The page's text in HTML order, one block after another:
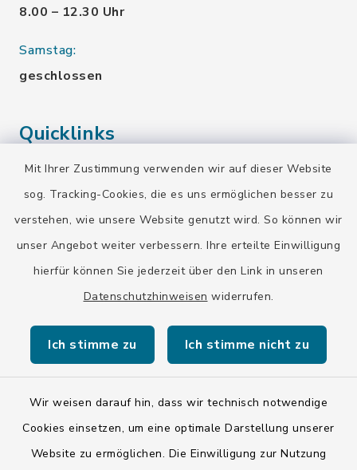
Mit Ihrer Zustimmung verwenden wir auf dieser Website
sog. Tracking-Cookies, die es uns ermöglichen besser zu
verstehen, wie unsere Website genutzt wird. So können wir
unser Angebot weiter verbessern. Ihre erteilte Einwilligung
hierfür können Sie jederzeit über den Link in unseren
Datenschutzhinweisen widerrufen.
Ich stimme zu Ich stimme nicht zu
Wir weisen darauf hin, dass wir technisch notwendige
Cookies einsetzen, um eine optimale Darstellung unserer
Website zu ermöglichen. Die Einwilligung zur Nutzung
8.00 – 12.30 Uhr
Samstag:
geschlossen
Quicklinks
Landratsamt Bad Tölz-Wolfratshausen
BayernPortal
Kontakt
Barrierefreiheit